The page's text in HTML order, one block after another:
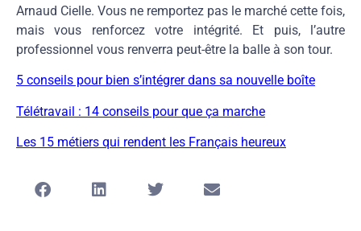
Arnaud Cielle. Vous ne remportez pas le marché cette fois,
mais vous renforcez votre intégrité. Et puis, l’autre
professionnel vous renverra peut-être la balle à son tour.
5 conseils pour bien s’intégrer dans sa nouvelle boîte
Télétravail : 14 conseils pour que ça marche
Les 15 métiers qui rendent les Français heureux